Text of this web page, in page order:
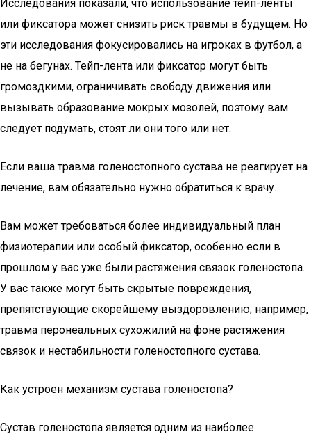
Исследования показали, что использование тейп-ленты
или фиксатора может снизить риск травмы в будущем. Но
эти исследования фокусировались на игроках в футбол, а
не на бегунах. Тейп-лента или фиксатор могут быть
громоздкими, ограничивать свободу движения или
вызывать образование мокрых мозолей, поэтому вам
следует подумать, стоят ли они того или нет.
Если ваша травма голеностопного сустава не реагирует на
лечение, вам обязательно нужно обратиться к врачу.
Вам может требоваться более индивидуальный план
физиотерапии или особый фиксатор, особенно если в
прошлом у вас уже были растяжения связок голеностопа.
У вас также могут быть скрытые повреждения,
препятствующие скорейшему выздоровлению; например,
травма перонеальных сухожилий на фоне растяжения
связок и нестабильности голеностопного сустава.
Как устроен механизм сустава голеностопа?
Сустав голеностопа является одним из наиболее